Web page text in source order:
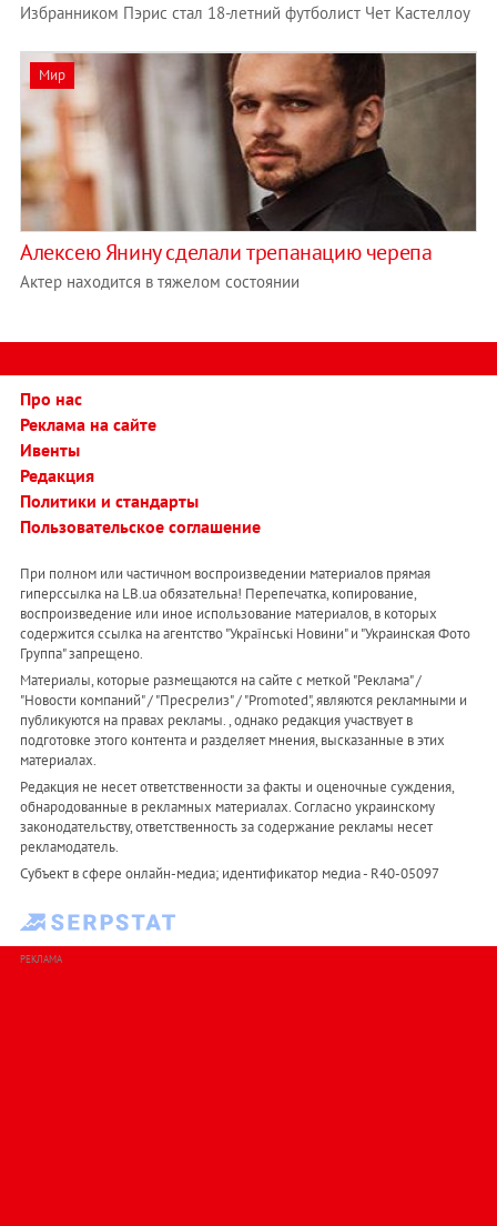
Избранником Пэрис стал 18-летний футболист Чет Кастеллоу
Мир
Алексею Янину сделали трепанацию черепа
Актер находится в тяжелом состоянии
Про нас
Реклама на сайте
Ивенты
Редакция
Политики и стандарты
Пользовательское соглашение
При полном или частичном воспроизведении материалов прямая
гиперссылка на LB.ua обязательна! Перепечатка, копирование,
воспроизведение или иное использование материалов, в которых
содержится ссылка на агентство "Українськi Новини" и "Украинская Фото
Группа" запрещено.
Материалы, которые размещаются на сайте с меткой "Реклама" /
"Новости компаний" / "Пресрелиз" / "Promoted", являются рекламными и
публикуются на правах рекламы. , однако редакция участвует в
подготовке этого контента и разделяет мнения, высказанные в этих
материалах.
Редакция не несет ответственности за факты и оценочные суждения,
обнародованные в рекламных материалах. Согласно украинскому
законодательству, ответственность за содержание рекламы несет
рекламодатель.
Субъект в сфере онлайн-медиа; идентификатор медиа - R40-05097
РЕКЛАМА